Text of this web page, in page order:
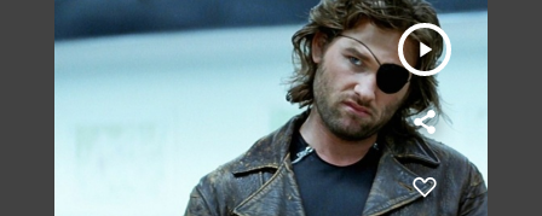
play_arrow